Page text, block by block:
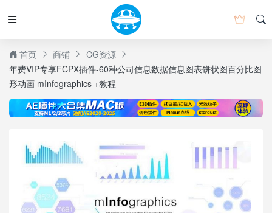
首页 商铺
CG资源
年费VIP专享FCPX插件-60种公司信息数据信息图表饼状图百分比图
形动画 mInfographics +教程